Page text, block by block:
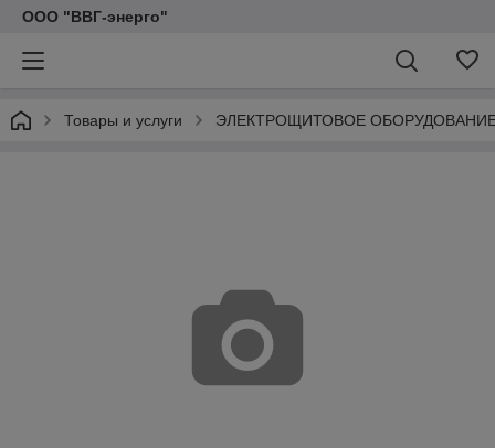
ООО "ВВГ-энерго"
Товары и услуги ЭЛЕКТРОЩИТОВОЕ